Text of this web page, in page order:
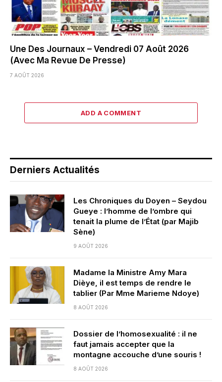
Une Des Journaux – Vendredi 07 Août 2026
(Avec Ma Revue De Presse)
7 AOÛT 2026
ADD A COMMENT
Derniers Actualités
Les Chroniques du Doyen – Seydou
Gueye : l’homme de l’ombre qui
tenait la plume de l’État (par Majib
Sène)
9 AOÛT 2026
Madame la Ministre Amy Mara
Dièye, il est temps de rendre le
tablier (Par Mme Marieme Ndoye)
8 AOÛT 2026
Dossier de l’homosexualité : il ne
faut jamais accepter que la
montagne accouche d’une souris !
8 AOÛT 2026